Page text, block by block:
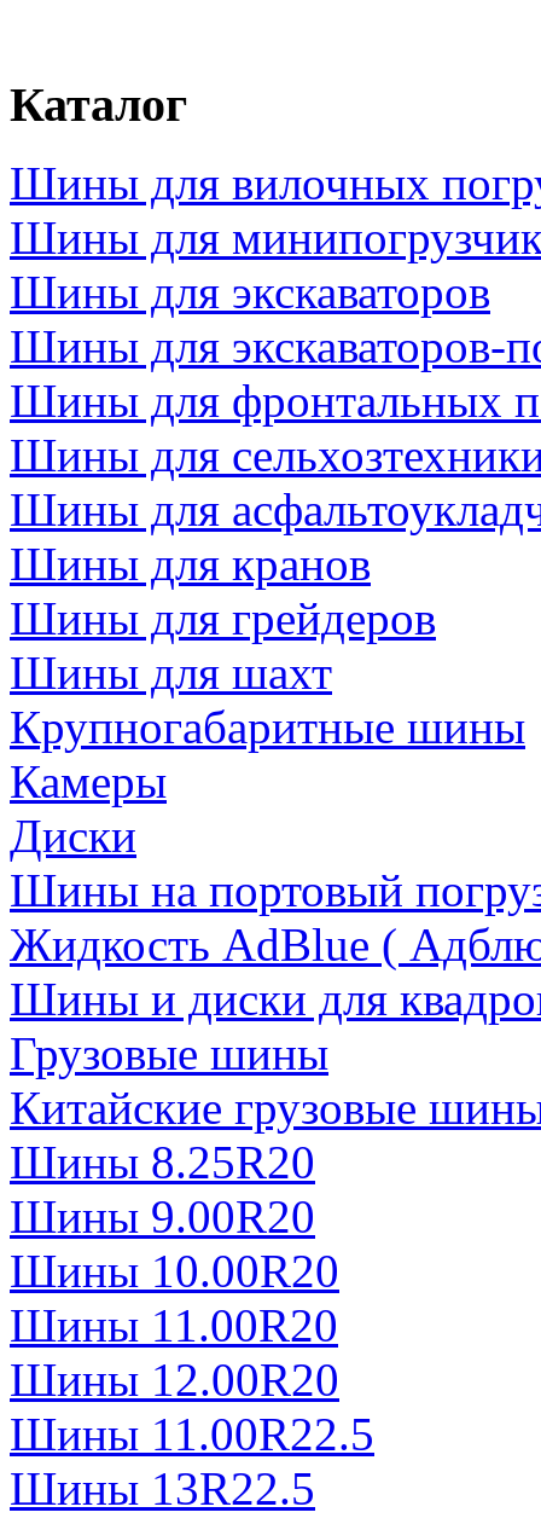
Каталог
Шины для вилочных
Шины для
Шины для экскаваторов
Шины для экскаваторов-
Шины для фронтальных
Шины для
Шины для
Шины для кранов
Шины для грейдеров
Шины для шахт
Крупногабаритные шины
Камеры
Диски
Шины на портовый
Жидкость AdBlue (
Шины и диски для
Грузовые шины
Китайские грузовые
Шины 8.25R20
Шины 9.00R20
Шины 10.00R20
Шины 11.00R20
Шины 12.00R20
Шины 11.00R22.5
Шины 13R22.5